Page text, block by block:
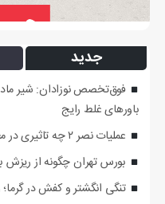
جدید
فوق‌تخصص نوزادان: شیر
باورهای غلط رایج
عملیات نصر ۲ چه تاثیری در معادلات جنگ داشت؟ *سعدالله زارعی
بورس تهران چگونه از ریزش
تنگی انگشتر و کفش در